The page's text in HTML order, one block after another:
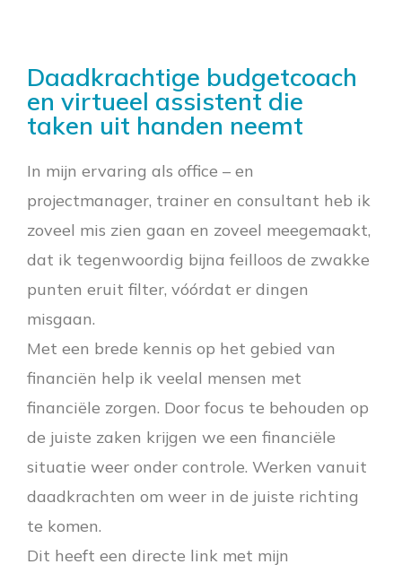
Daadkrachtige budgetcoach
en virtueel assistent die
taken uit handen neemt
In mijn ervaring als office – en
projectmanager, trainer en consultant heb ik
zoveel mis zien gaan en zoveel meegemaakt,
dat ik tegenwoordig bijna feilloos de zwakke
punten eruit filter, vóórdat er dingen
misgaan.
Met een brede kennis op het gebied van
financiën help ik veelal mensen met
financiële zorgen. Door focus te behouden op
de juiste zaken krijgen we een financiële
situatie weer onder controle. Werken vanuit
daadkrachten om weer in de juiste richting
te komen.
Dit heeft een directe link met mijn